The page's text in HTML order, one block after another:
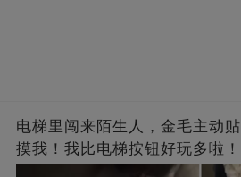
电梯里闯来陌生人，金毛主动
摸我！我比电梯按钮好玩多啦！